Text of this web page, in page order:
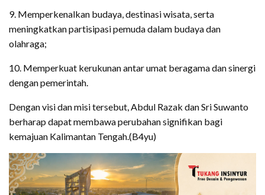
9. Memperkenalkan budaya, destinasi wisata, serta
meningkatkan partisipasi pemuda dalam budaya dan
olahraga;
10. Memperkuat kerukunan antar umat beragama dan sinergi
dengan pemerintah.
Dengan visi dan misi tersebut, Abdul Razak dan Sri Suwanto
berharap dapat membawa perubahan signifikan bagi
kemajuan Kalimantan Tengah.(B4yu)